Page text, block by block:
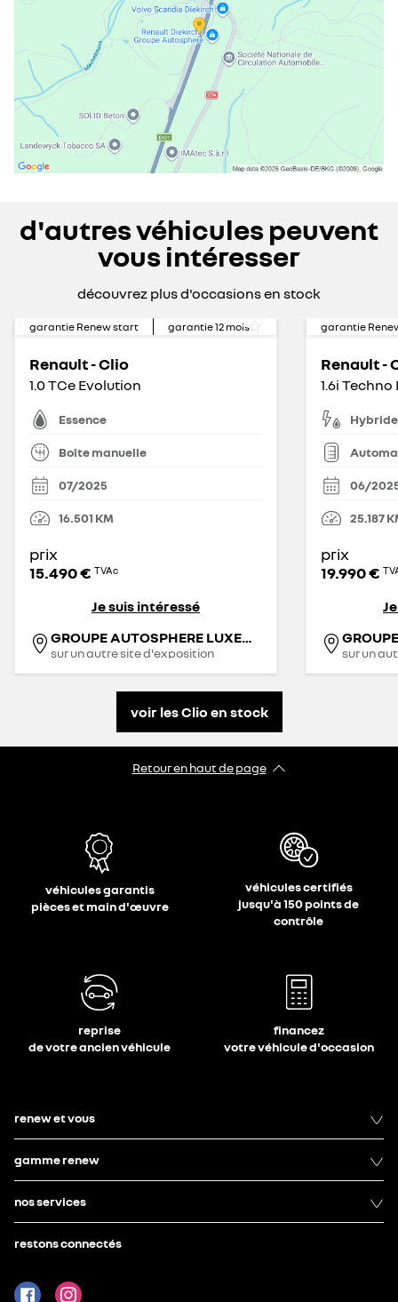
d'autres véhicules peuvent
vous intéresser
découvrez plus d'occasions en stock
garantie Renew start garantie12 mois
Renault - Clio
1.0 TCe Evolution
Essence
Boîte manuelle
07/2025
16.501 KM
prix
15.490 € TVAc
Je suis intéressé
GROUPE AUTOSPHERE LUXEMBOURG - DIEKIRCH
sur un autre site d'exposition
garantie
Renault -
1.6i
Hybride
06/
25.187
prix
19.990 €
sur un
voir les Clio en stock
Retour en haut de page
véhicules garantis
pièces et main d'œuvre
véhicules certifiés
jusqu'à 150 points de
contrôle
reprise
de votre ancien véhicule
financez
votre véhicule d'occasion
renew et vous
gamme renew
nos services
restons connectés